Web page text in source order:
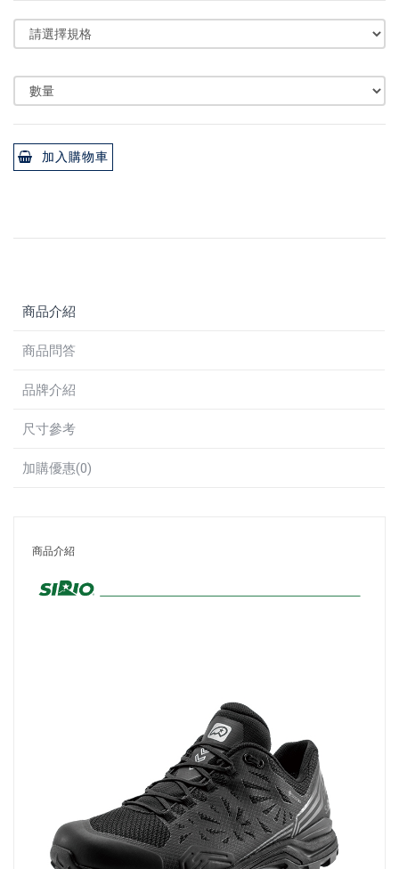
加入購物車
商品介紹
商品問答
品牌介紹
尺寸參考
加購優惠(0)
商品介紹